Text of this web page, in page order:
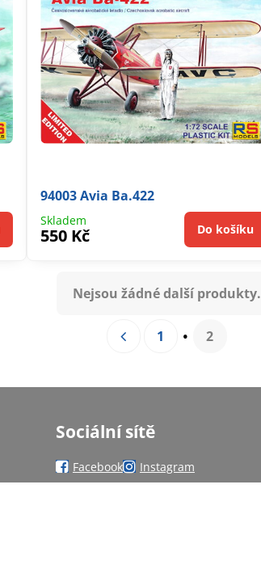
94003 Avia Ba.422
Skladem
550 Kč Do košíku
Nejsou žádné další produkty.
1 2
Sociální sítě
Facebook Instagram